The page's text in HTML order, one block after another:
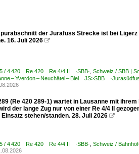
der Jurafuss Strecke ist bei
16. Juli 2026 
/ 4 420 Re 420 Re 4/4 II ·SBB· Schweiz / SBB |
– Yverdon – Neuchâtel – Biel JS>SBB
(Re 420 289-1) wartet in Lausanne mit
der lange Zug nur von einer Re 4/4 II
Einsatz stehen/standen. 28. Juli 2026 
/ 4 420 Re 420 Re 4/4 II ·SBB· Schweiz /